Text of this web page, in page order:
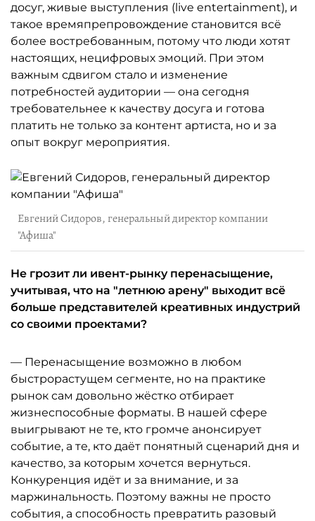
досуг, живые выступления (live entertainment), и
такое времяпрепровождение становится всё
более востребованным, потому что люди хотят
настоящих, нецифровых эмоций. При этом
важным сдвигом стало и изменение
потребностей аудитории — она сегодня
требовательнее к качеству досуга и готова
платить не только за контент артиста, но и за
опыт вокруг мероприятия.
Евгений Сидоров, генеральный директор компании
"Афиша"
Не грозит ли ивент-рынку перенасыщение,
учитывая, что на "летнюю арену" выходит всё
больше представителей креативных индустрий
со своими проектами?
— Перенасыщение возможно в любом
быстрорастущем сегменте, но на практике
рынок сам довольно жёстко отбирает
жизнеспособные форматы. В нашей сфере
выигрывают не те, кто громче анонсирует
событие, а те, кто даёт понятный сценарий дня и
качество, за которым хочется вернуться.
Конкуренция идёт и за внимание, и за
маржинальность. Поэтому важны не просто
события, а способность превратить разовый